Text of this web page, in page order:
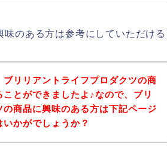
のある方は参考にしていただける
リリアントライフプロダクツの商
とができましたよ♪なので、ブリ
の商品に興味のある方は下記ページ
かがでしょうか？